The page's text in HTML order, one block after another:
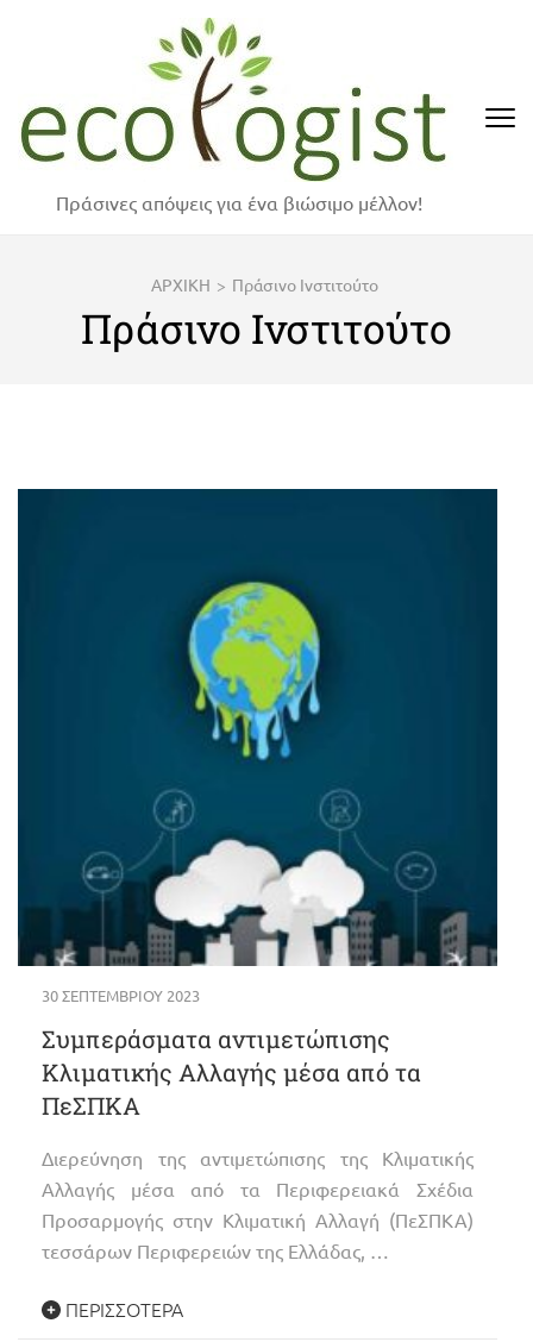
Enter)
Πράσινες απόψεις για ένα βιώσιμο μέλλον!
ΑΡΧΙΚΗ > Πράσινο Ινστιτούτο
Πράσινο Ινστιτούτο
30 ΣΕΠΤΕΜΒΡΊΟΥ 2023
Συμπεράσματα αντιμετώπισης
Κλιματικής Αλλαγής μέσα από τα
ΠεΣΠΚΑ
Διερεύνηση της αντιμετώπισης της Κλιματικής
Αλλαγής μέσα από τα Περιφερειακά Σχέδια
Προσαρμογής στην Κλιματική Αλλαγή (ΠεΣΠΚΑ)
τεσσάρων Περιφερειών της Ελλάδας, …
ΠΕΡΙΣΣΌΤΕΡΑ